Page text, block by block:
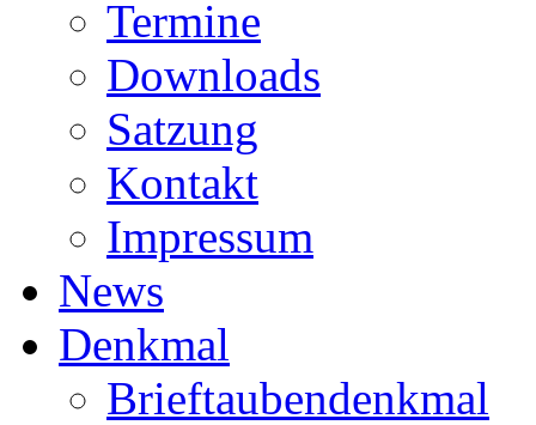
Termine
Downloads
Satzung
Kontakt
Impressum
News
Denkmal
Brieftaubendenkmal